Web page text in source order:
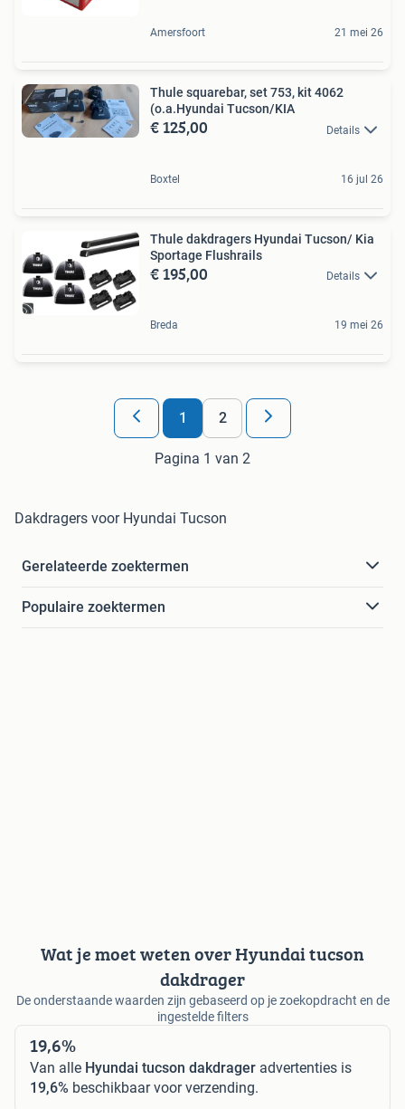
Amersfoort 21 mei 26
Thule squarebar, set 753, kit 4062
(o.a.Hyundai Tucson/KIA
€ 125,00 Details
Boxtel 16 jul 26
Thule dakdragers Hyundai Tucson/ Kia
Sportage Flushrails
€ 195,00 Details
Breda 19 mei 26
1 2
Pagina 1 van 2
Dakdragers voor Hyundai Tucson
Gerelateerde zoektermen
Populaire zoektermen
Wat je moet weten over Hyundai tucson
dakdrager
De onderstaande waarden zijn gebaseerd op je zoekopdracht en de
ingestelde filters
19,6%
Van alle Hyundai tucson dakdrager advertenties is
19,6% beschikbaar voor verzending.